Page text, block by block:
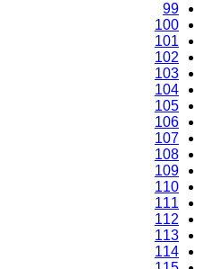
99
100
101
102
103
104
105
106
107
108
109
110
111
112
113
114